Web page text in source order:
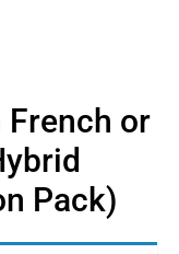
French or
Pack)